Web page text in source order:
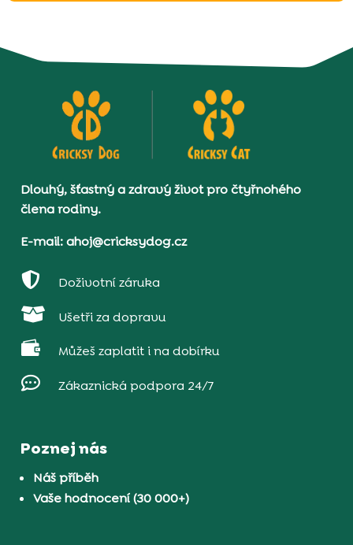
Dlouhý, šťastný a zdravý život pro čtyřnohého
člena rodiny.
E-mail: ahoj@cricksydog.cz
 Doživotní záruka
 Ušetři za dopravu
 Můžeš zaplatit i na dobírku
 Zákaznická podpora 24/7
Poznej nás
Náš příběh
Vaše hodnocení (30 000+)